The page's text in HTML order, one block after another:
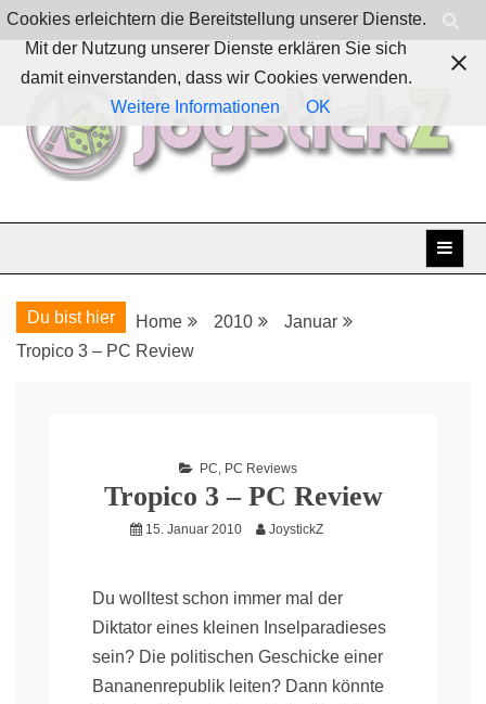
Skip
to
content
JoystickZ
Du bist hier Home 2010
Januar
Tropico 3 – PC Review
PC, PC Reviews
Tropico 3 – PC Review
15. Januar 2010 JoystickZ
Du wolltest schon immer mal der
Diktator eines kleinen Inselparadieses
sein? Die politischen Geschicke einer
Bananenrepublik leiten? Dann könnte
Cookies erleichtern die Bereitstellung unserer Dienste.
Mit der Nutzung unserer Dienste erklären Sie sich
damit einverstanden, dass wir Cookies verwenden.
Weitere Informationen
OK